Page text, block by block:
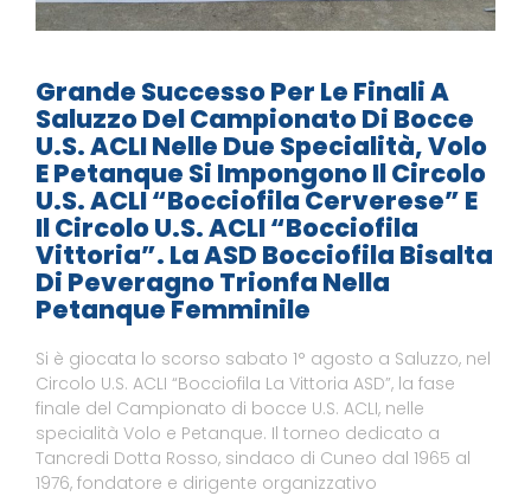
Grande Successo Per Le Finali A
Saluzzo Del Campionato Di Bocce
U.S. ACLI Nelle Due Specialità, Volo
E Petanque Si Impongono Il Circolo
U.S. ACLI “Bocciofila Cerverese” E
Il Circolo U.S. ACLI “Bocciofila
Vittoria”. La ASD Bocciofila Bisalta
Di Peveragno Trionfa Nella
Petanque Femminile
Si è giocata lo scorso sabato 1° agosto a Saluzzo, nel
Circolo U.S. ACLI “Bocciofila La Vittoria ASD”, la fase
finale del Campionato di bocce U.S. ACLI, nelle
specialità Volo e Petanque. Il torneo dedicato a
Tancredi Dotta Rosso, sindaco di Cuneo dal 1965 al
1976, fondatore e dirigente organizzativo